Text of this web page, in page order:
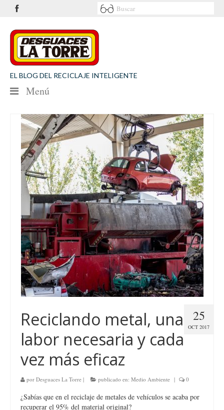
EL BLOG DEL RECICLAJE INTELIGENTE
Menú
NOTICIAS
SEGURIDAD VIAL
MEDIO AMBIENTE
PATROCINIOS
CONTACTO
Desguaces La Torre
25
OCT 2017
Reciclando metal, una
labor necesaria y cada
vez más eficaz
por Desguaces La Torre | publicado en: Medio Ambiente | 0
¿Sabías que en el reciclaje de metales de vehículos se acaba por
recuperar el 95% del material original?